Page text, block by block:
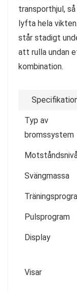
transporthjul,
lyfta hela
står stadigt
att rulla undan
kombination.
Typ av
bromssystem
Svängmassa
Pulsprogram
Display
Visar